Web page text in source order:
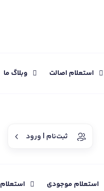
استعلام اصالت وبلاگ ما
ثبت‌نام | ورود
استعلام موجودی